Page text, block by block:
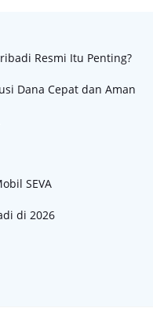
Resmi Itu Penting?
Dana Cepat dan Aman
SEVA
di 2026